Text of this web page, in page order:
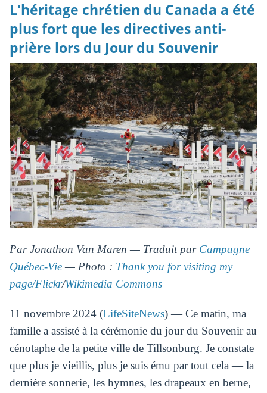
L'héritage chrétien du Canada a été
plus fort que les directives anti-
prière lors du Jour du Souvenir
Par Jonathon Van Maren — Traduit par Campagne
Québec-Vie— Photo : Thank you for visiting my
page/Flickr/Wikimedia Commons
11 novembre 2024 (LifeSiteNews) — Ce matin, ma
famille a assisté à la cérémonie du jour du Souvenir au
cénotaphe de la petite ville de Tillsonburg. Je constate
que plus je vieillis, plus je suis ému par tout cela — la
dernière sonnerie, les hymnes, les drapeaux en berne,